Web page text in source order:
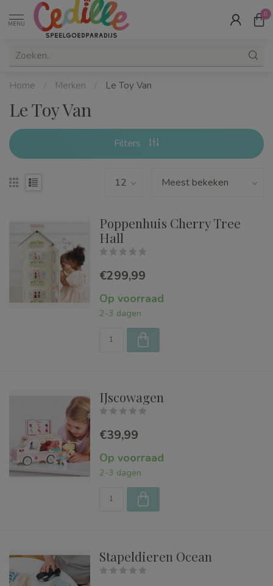
MENU
0
Home / Merken / Le Toy Van
Le Toy Van
Filters
Poppenhuis Cherry Tree
Hall
€299,99
Op voorraad
2-3 dagen
IJscowagen
€39,99
Op voorraad
2-3 dagen
Stapeldieren Ocean